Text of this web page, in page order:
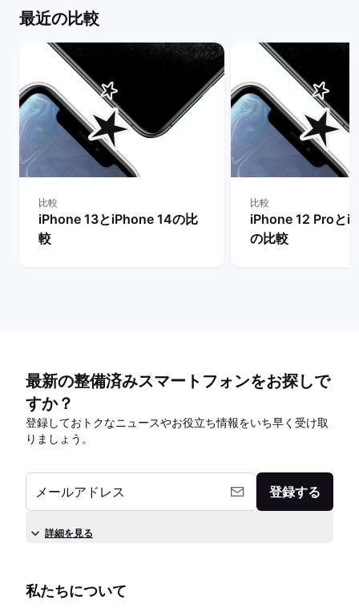
最近の比較
比較
iPhone 13とiPhone 14の比
較
比較
iPhone 12 Proと
の比較
最新の整備済みスマートフォンをお探しで
すか？
登録しておトクなニュースやお役立ち情報をいち早く受け取
りましょう。
メールアドレス 登録する
詳細を見る
私たちについて